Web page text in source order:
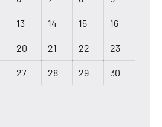
13 14 15 16
20 21 22 23
27 28 29 30